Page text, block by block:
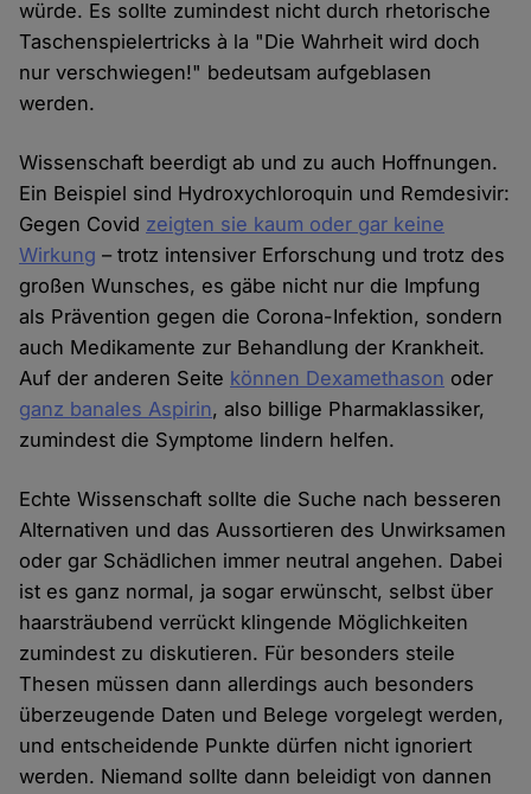
würde. Es sollte zumindest nicht durch rhetorische
Taschenspielertricks à la "Die Wahrheit wird doch
nur verschwiegen!" bedeutsam aufgeblasen
werden.
Wissenschaft beerdigt ab und zu auch Hoffnungen.
Ein Beispiel sind Hydroxychloroquin und Remdesivir:
Gegen Covid zeigten sie kaum oder gar keine
Wirkung – trotz intensiver Erforschung und trotz des
großen Wunsches, es gäbe nicht nur die Impfung
als Prävention gegen die Corona-Infektion, sondern
auch Medikamente zur Behandlung der Krankheit.
Auf der anderen Seite können Dexamethason oder
ganz banales Aspirin, also billige Pharmaklassiker,
zumindest die Symptome lindern helfen.
Echte Wissenschaft sollte die Suche nach besseren
Alternativen und das Aussortieren des Unwirksamen
oder gar Schädlichen immer neutral angehen. Dabei
ist es ganz normal, ja sogar erwünscht, selbst über
haarsträubend verrückt klingende Möglichkeiten
zumindest zu diskutieren. Für besonders steile
Thesen müssen dann allerdings auch besonders
überzeugende Daten und Belege vorgelegt werden,
und entscheidende Punkte dürfen nicht ignoriert
werden. Niemand sollte dann beleidigt von dannen